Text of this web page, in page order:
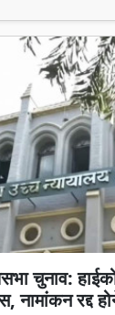
चुनाव:
नामांकन रद्द